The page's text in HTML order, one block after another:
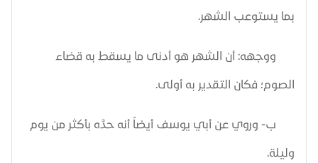
بما يستوعب الشهر.
ووجهه: أن الشهر هو أدنى ما يسقط به قضاء
الصوم؛ فكان التقدير به أولى.
ب- وروي عن أبي يوسف أيضاً أنه حدَّه بأكثر من يوم
وليلة.